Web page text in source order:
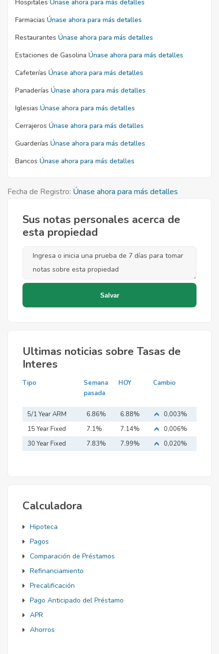
Hospitales Únase ahora para más detalles
Farmacias Únase ahora para más detalles
Restaurantes Únase ahora para más detalles
Estaciones de Gasolina Únase ahora para más detalles
Cafeterías Únase ahora para más detalles
Panaderías Únase ahora para más detalles
Iglesias Únase ahora para más detalles
Cerrajeros Únase ahora para más detalles
Guarderías Únase ahora para más detalles
Bancos Únase ahora para más detalles
Fecha de Registro: Únase ahora para más detalles
Sus notas personales acerca de
esta propiedad
Ultimas noticias sobre Tasas de
Interes
Tipo
Semana
pasada
HOY Cambio
5/1 Year ARM 6.86% 6.88%
0,003%
15 Year Fixed
Mortgage
7.1% 7.14%
0,006%
30 Year Fixed
7.83% 7.99% 0,020%
Calculadora
Hipoteca
Pagos
Comparación de Préstamos
Refinanciamiento
Precalificación
Pago Anticipado del Préstamo
APR
Ahorros